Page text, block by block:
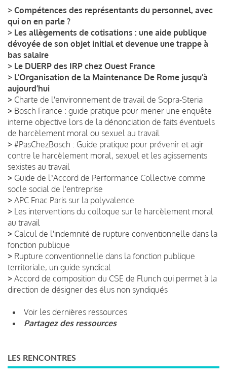
> Compétences des représentants du personnel, avec
qui on en parle ?
> Les allègements de cotisations : une aide publique
dévoyée de son objet initial et devenue une trappe à
bas salaire
> Le DUERP des IRP chez Ouest France
> L’Organisation de la Maintenance De Rome jusqu’à
aujourd’hui
> Charte de l'environnement de travail de Sopra-Steria
> Bosch France : guide pratique pour mener une enquête
interne objective lors de la dénonciation de faits éventuels
de harcèlement moral ou sexuel au travail
> #PasChezBosch : Guide pratique pour prévenir et agir
contre le harcèlement moral, sexuel et les agissements
sexistes au travail
> Guide de lʼAccord de Performance Collective comme
socle social de l'entreprise
> APC Fnac Paris sur la polyvalence
> Les interventions du colloque sur le harcèlement moral
au travail
> Calcul de l'indemnité de rupture conventionnelle dans la
fonction publique
> Rupture conventionnelle dans la fonction publique
territoriale, un guide syndical
> Accord de composition du CSE de Flunch qui permet à la
direction de désigner des élus non syndiqués
Voir les dernières ressources
Partagez des ressources
LES RENCONTRES